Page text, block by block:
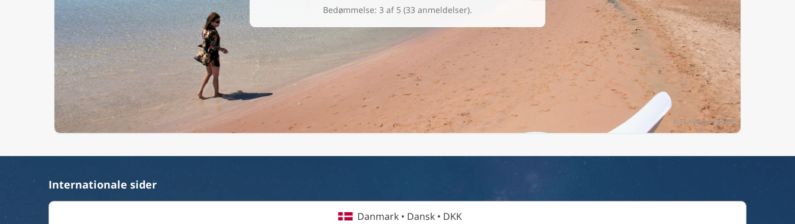
Bedømmelse: 3 af 5 (33 anmeldelser).
Internationale sider
Danmark • Dansk • DKK